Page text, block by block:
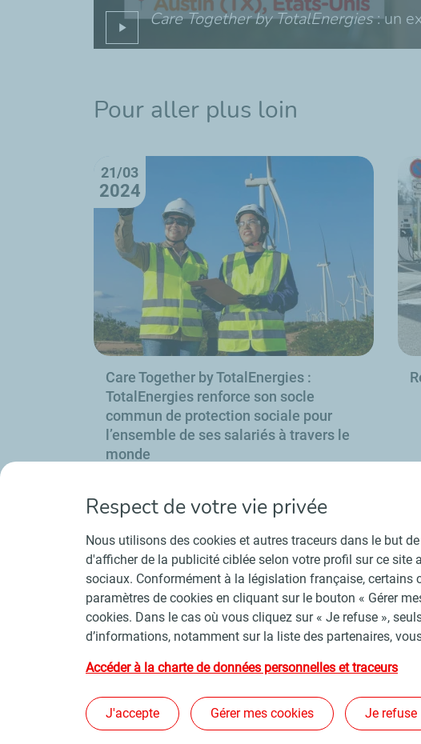
Care Together by TotalEnergies: un
Pour aller plus loin
21/03
2024
Care Together by TotalEnergies :
TotalEnergies renforce son socle
commun de protection sociale pour
l’ensemble de ses salariés à travers le
monde
Diapositive
précédente
Diapositive
suivante
Respect de votre vie privée
Nous utilisons des cookies et autres traceurs dans le but
d'afficher de la publicité ciblée selon votre profil sur ce site
sociaux. Conformément à la législation française,
paramètres de cookies en cliquant sur le bouton « Gérer
cookies. Dans le cas où vous cliquez sur « Je refuse »,
d’informations, notamment sur la liste des partenaires,
Accéder à la charte de données personnelles et traceurs
J'accepte Gérer mes cookies Je refuse